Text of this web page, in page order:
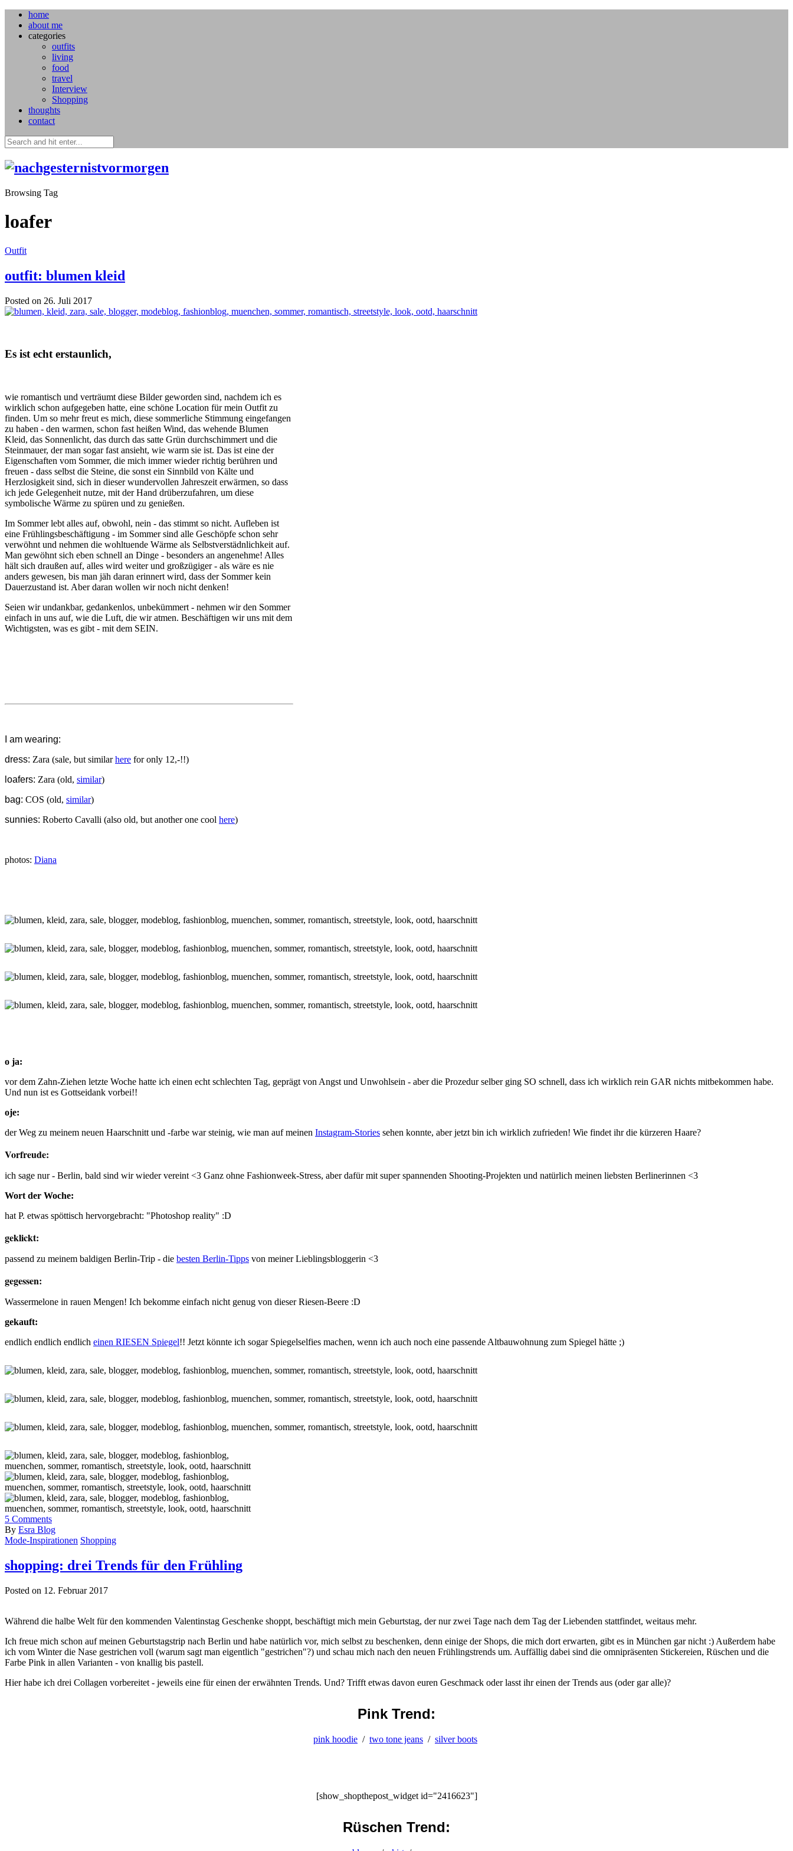
home
about me
categories
outfits
living
food
travel
Interview
Shopping
thoughts
contact
Browsing Tag
loafer
Outfit
outfit: blumen kleid
Posted on 26. Juli 2017
Es ist echt erstaunlich,
wie romantisch und verträumt diese Bilder geworden sind, nachdem ich es
wirklich schon aufgegeben hatte, eine schöne Location für mein Outfit zu
finden. Um so mehr freut es mich, diese sommerliche Stimmung eingefangen
zu haben - den warmen, schon fast heißen Wind, das wehende Blumen
Kleid, das Sonnenlicht, das durch das satte Grün durchschimmert und die
Steinmauer, der man sogar fast ansieht, wie warm sie ist. Das ist eine der
Eigenschaften vom Sommer, die mich immer wieder richtig berühren und
freuen - dass selbst die Steine, die sonst ein Sinnbild von Kälte und
Herzlosigkeit sind, sich in dieser wundervollen Jahreszeit erwärmen, so dass
ich jede Gelegenheit nutze, mit der Hand drüberzufahren, um diese
symbolische Wärme zu spüren und zu genießen.
Im Sommer lebt alles auf, obwohl, nein - das stimmt so nicht. Aufleben ist
eine Frühlingsbeschäftigung - im Sommer sind alle Geschöpfe schon sehr
verwöhnt und nehmen die wohltuende Wärme als Selbstverstädnlichkeit auf.
Man gewöhnt sich eben schnell an Dinge - besonders an angenehme! Alles
hält sich draußen auf, alles wird weiter und großzügiger - als wäre es nie
anders gewesen, bis man jäh daran erinnert wird, dass der Sommer kein
Dauerzustand ist. Aber daran wollen wir noch nicht denken!
Seien wir undankbar, gedankenlos, unbekümmert - nehmen wir den Sommer
einfach in uns auf, wie die Luft, die wir atmen. Beschäftigen wir uns mit dem
Wichtigsten, was es gibt - mit dem SEIN.
I am wearing:
dress: Zara (sale, but similarhere for only 12,-!!)
loafers: Zara (old, similar)
bag: COS (old, similar)
sunnies: Roberto Cavalli (also old, but another one cool here)
photos: Diana
o ja:
vor dem Zahn-Ziehen letzte Woche hatte ich einen echt schlechten Tag, geprägt von Angst und Unwohlsein - aber die Prozedur selber ging SO schnell, dass ich wirklich rein GAR nichts mitbekommen habe.
Und nun ist es Gottseidank vorbei!!
oje:
der Weg zu meinem neuen Haarschnitt und -farbe war steinig, wie man auf meinen Instagram-Stories sehen konnte, aber jetzt bin ich wirklich zufrieden! Wie findet ihr die kürzeren Haare?
Vorfreude:
ich sage nur - Berlin, bald sind wir wieder vereint <3 Ganz ohne Fashionweek-Stress, aber dafür mit super spannenden Shooting-Projekten und natürlich meinen liebsten Berlinerinnen <3
Wort der Woche:
hat P. etwas spöttisch hervorgebracht: "Photoshop reality" :D
geklickt:
passend zu meinem baldigen Berlin-Trip - die besten Berlin-Tipps von meiner Lieblingsbloggerin <3
gegessen:
Wassermelone in rauen Mengen! Ich bekomme einfach nicht genug von dieser Riesen-Beere :D
gekauft:
endlich endlich endlich einen RIESEN Spiegel!! Jetzt könnte ich sogar Spiegelselfies machen, wenn ich auch noch eine passende Altbauwohnung zum Spiegel hätte ;)
5 Comments
By Esra Blog
Mode-Inspirationen Shopping
shopping: drei Trends für den Frühling
Posted on 12. Februar 2017
Während die halbe Welt für den kommenden Valentinstag Geschenke shoppt, beschäftigt mich mein Geburtstag, der nur zwei Tage nach dem Tag der Liebenden stattfindet, weitaus mehr.
Ich freue mich schon auf meinen Geburtstagstrip nach Berlin und habe natürlich vor, mich selbst zu beschenken, denn einige der Shops, die mich dort erwarten, gibt es in München gar nicht :) Außerdem habe
ich vom Winter die Nase gestrichen voll (warum sagt man eigentlich "gestrichen"?) und schau mich nach den neuen Frühlingstrends um. Auffällig dabei sind die omnipräsenten Stickereien, Rüschen und die
Farbe Pink in allen Varianten - von knallig bis pastell.
Hier habe ich drei Collagen vorbereitet - jeweils eine für einen der erwähnten Trends. Und? Trifft etwas davon euren Geschmack oder lasst ihr einen der Trends aus (oder gar alle)?
Pink Trend:
pink hoodie / two tone jeans / silver boots
[show_shopthepost_widget id="2416623"]
Rüschen Trend: